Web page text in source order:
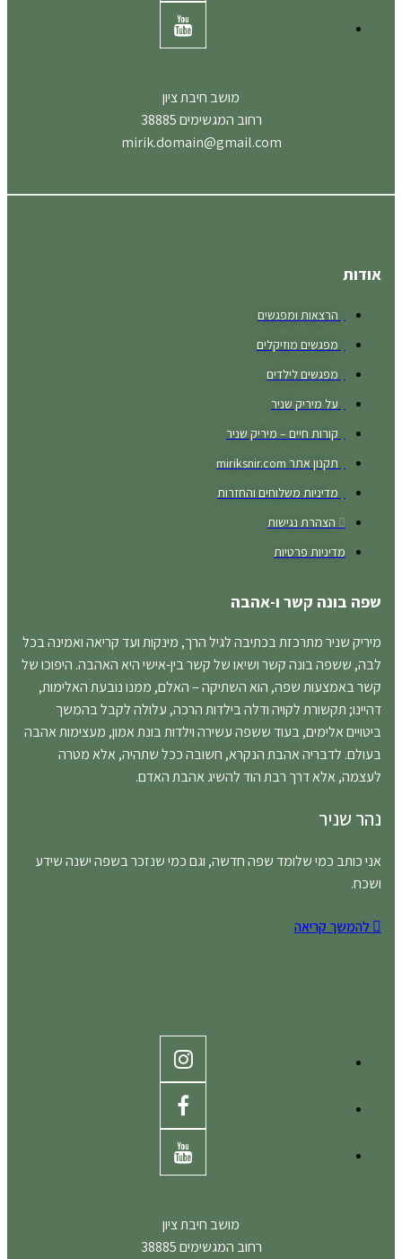
מושב חיבת ציון
רחוב המגשימים 38885
mirik.domain@gmail.com
אודות
הרצאות ומפגשים
מפגשים מוזיקלים
מפגשים לילדים
על מיריק שניר
קורות חיים – מיריק שניר
תקנון אתר miriksnir.com
מדיניות משלוחים והחזרות
הצהרת נגישות
מדיניות פרטיות
שפה בונה קשר ו-אהבה
מיריק שניר מתרכזת בכתיבה לגיל הרך, מינקות ועד קריאה ואמינה בכל
לבה, ששפה בונה קשר ושיאו של קשר בין-אישי היא האהבה. היפוכו של
קשר באמצעות שפה, הוא השתיקה – האלם, ממנו נובעת האלימות,
דהיינו; תקשורת לקויה ודלה בילדות הרכה, עלולה לקבל בהמשך
ביטויים אלימים, בעוד ששפה עשירה וילדות בונת אמון, מעצימות אהבה
בעולם. לדבריה אהבת הנקרא, חשובה ככל שתהיה, אלא מטרה
לעצמה, אלא דרך רבת הוד להשיג אהבת האדם.
נהר שניר
אני כותב כמי שלומד שפה חדשה, וגם כמי שנזכר בשפה ישנה שידע
ושכח.
להמשך קריאה
מושב חיבת ציון
רחוב המגשימים 38885